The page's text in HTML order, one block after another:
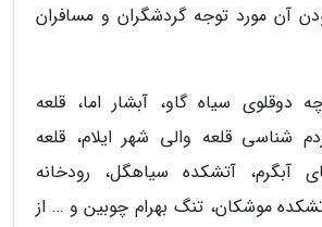
آن مورد توجه گردشگران و مسافران
دوقلوی سیاه گاو، آبشار اما، قلعه
شناسی قلعه والی شهر ایلام، قلعه
آتشکده سیاهگل، رودخانه
موشکان، تنگ بهرام چوبین و … از